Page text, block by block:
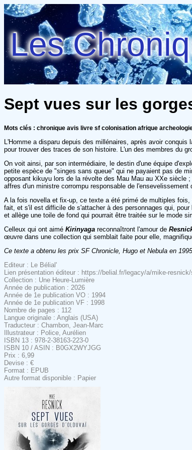
Les
Sept vues sur les
Mots clés : chronique avis livre sf colonisation afrique
L'Homme a disparu depuis des millénaires, après avoir
pour trouver des traces de son histoire. L'un des membres du
On voit ainsi, par son intermédiaire, le destin d'une équipe
petite espèce de "singes sans queue" qui ne payaient pas de
opposant kikuyu lors de la révolte des Mau Mau au XXe siècle
affres d'un ministre corrompu responsable de
A la fois novella et fix-up, ce texte a été primé de multiples
fait, et s'il est difficile de s'attacher à des personnages qui,
et allège une toile de fond qui pourrait être traitée sur le mode
Celleux qui ont aimé Kirinyaga reconnaîtront l'amour de
œuvre dans une collection qui semblait faite pour elle,
Ce texte a obtenu les prix SF Chronicle, Hugo et Nebula en
Editeur : Le Bélial'
Lien présentation éditeur : https://belial.fr/legacy/a/mike-
Collection : Une Heure-Lumière
Année de publication : 2026
Année de 1e publication VO : 1994
Année de 1e publication VF : 1998
Nombre de pages : 112
Langue originale : Anglais (USA)
Traducteur : Chambon, Jean-Marc
Illustrateur : Police, Aurélien
ISBN 13 : 978-2-38163-223-0
ISBN 10 / ASIN : B0GX2WYJGG
Prix : 6,99
Devise : €
Format : EPUB
Autre format disponible : Papier